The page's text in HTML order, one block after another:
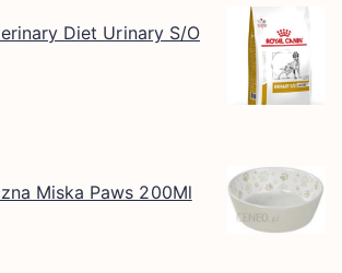
Diet Urinary S/O
Miska Paws 200Ml